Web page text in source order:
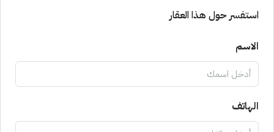
استفسر حول هذا العقار
الاسم
الهاتف